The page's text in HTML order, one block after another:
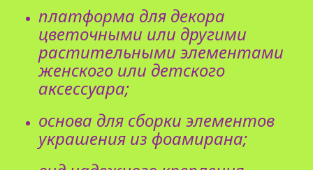
платформа для декора
цветочными или другими
растительными элементами
женского или детского
аксессуара;
основа для сборки элементов
украшения из фоамирана;